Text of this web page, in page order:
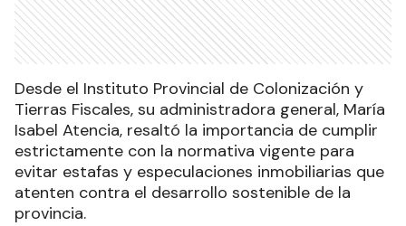
Desde el Instituto Provincial de Colonización y
Tierras Fiscales, su administradora general, María
Isabel Atencia, resaltó la importancia de cumplir
estrictamente con la normativa vigente para
evitar estafas y especulaciones inmobiliarias que
atenten contra el desarrollo sostenible de la
provincia.